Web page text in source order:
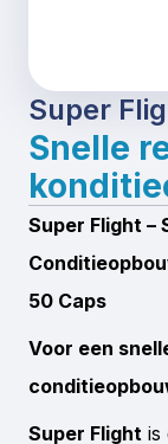
Super
Snelle
Super Flight –
50 Caps
Voor een
Super Flight is